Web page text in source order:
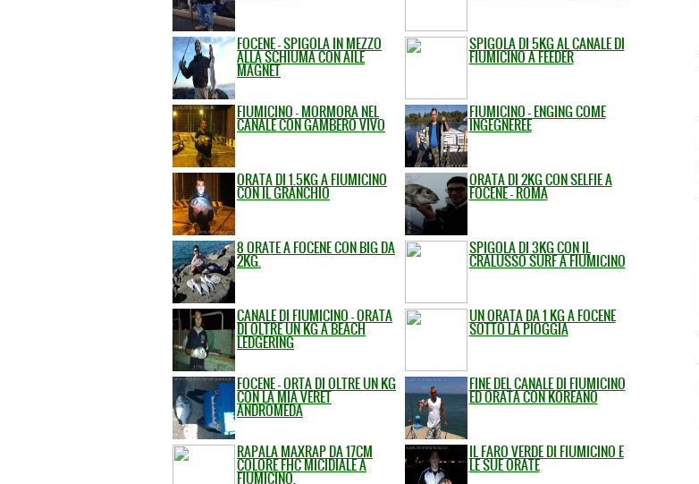
FOCENE - SPIGOLA IN MEZZO
ALLA SCHIUMA CON AILE
MAGNET
SPIGOLA DI 5KG AL CANALE DI
FIUMICINO A FEEDER
FIUMICINO - MORMORA NEL
CANALE CON GAMBERO VIVO
FIUMICINO - ENGING COME
INGEGNEREE
ORATA DI 1.5KG A FIUMICINO
CON IL GRANCHIO
ORATA DI 2KG CON SELFIE A
FOCENE - ROMA
8 ORATE A FOCENE CON BIG DA
2KG.
SPIGOLA DI 3KG CON IL
CRALUSSO SURF A FIUMICINO
CANALE DI FIUMICINO - ORATA
DI OLTRE UN KG A BEACH
LEDGERING
UN ORATA DA 1 KG A FOCENE
SOTTO LA PIOGGIA
FOCENE - ORTA DI OLTRE UN KG
CON LA MIA VERET
ANDROMEDA
FINE DEL CANALE DI FIUMICINO
ED ORATA CON KOREANO
RAPALA MAXRAP DA 17CM
COLORE FHC MICIDIALE A
FIUMICINO.
IL FARO VERDE DI FIUMICINO E
LE SUE ORATE